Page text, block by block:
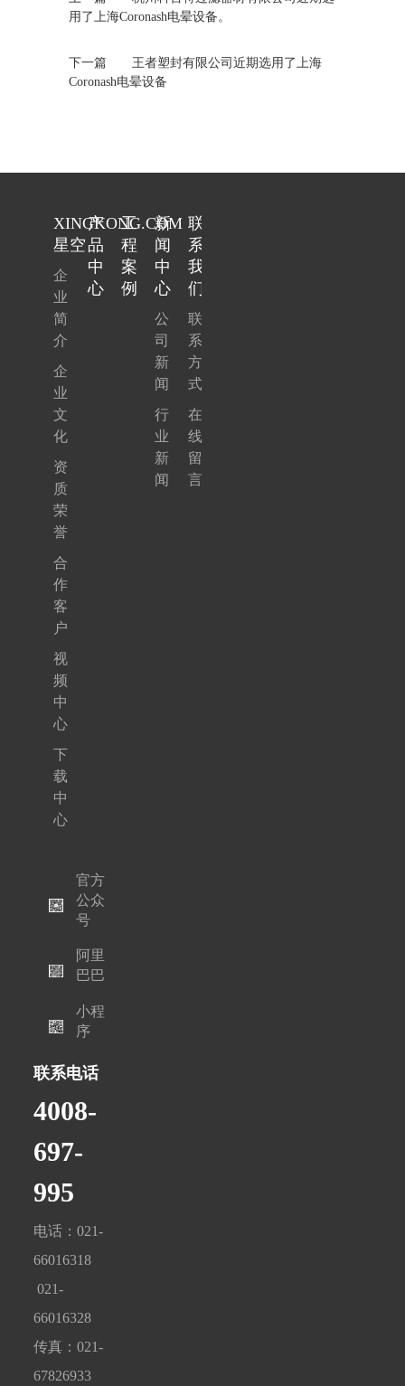
用了上海Coronash电晕设备。
下一篇
王者塑封有限公司近期选用了上海
Coronash电晕设备
XINGKONG.COM
星空
企
业
简
介
企
业
文
化
资
质
荣
誉
合
作
客
户
视
频
中
心
下
载
中
心
产
品
中
心
工
程
案
例
新
闻
中
心
公
司
新
闻
行
业
新
闻
联
系
我
们
联
系
方
式
在
线
留
言
官方
公众
号
阿里
巴巴
小程
序
联系电话
4008-
697-
995
电话：021-
66016318
021-
66016328
传真：021-
67826933